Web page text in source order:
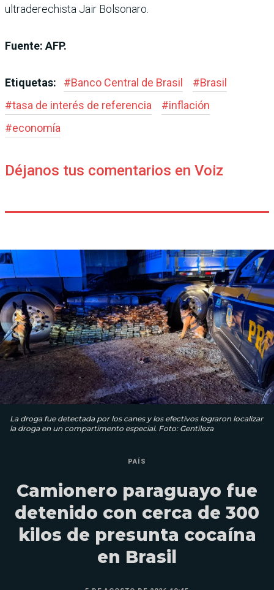
ultraderechista Jair Bolsonaro.
Fuente: AFP.
Etiquetas: #Banco Central de Brasil #Brasil
#tasa de interés de referencia #inflación
#economía
Déjanos tus comentarios en Voiz
La droga fue detectada por los canes y los efectivos lograron localizar
la droga en un compartimento especial. Foto: Gentileza
PAÍS
Camionero paraguayo fue
detenido con cerca de 300
kilos de presunta cocaína
en Brasil